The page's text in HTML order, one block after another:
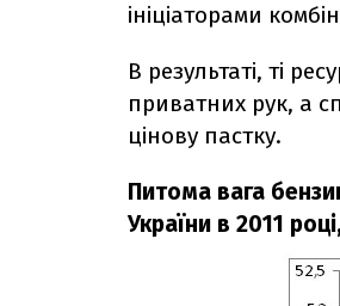
ініціаторами
В результаті, ті
приватних рук, а
цінову пастку.
Питома вага
України в 2011